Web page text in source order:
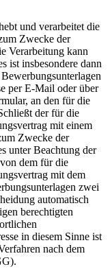
und verarbeitet die
Zwecke der
Verarbeitung kann
ist insbesondere dann
per E-Mail oder über
an den für die
der für die
mit einem
Zwecke der
unter Beachtung der
dem für die
mit dem
zwei
automatisch
berechtigten
in diesem Sinne ist
nach dem